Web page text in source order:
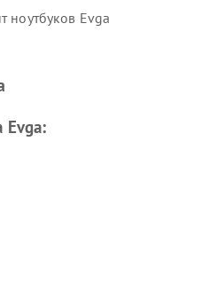
ноутбуков Evga
Evga: